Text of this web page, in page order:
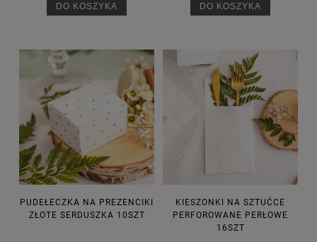
DO KOSZYKA DO KOSZYKA
PUDEŁECZKA NA PREZENCIKI
ZŁOTE SERDUSZKA 10SZT
KIESZONKI NA SZTUĆCE
PERFOROWANE PERŁOWE
16SZT